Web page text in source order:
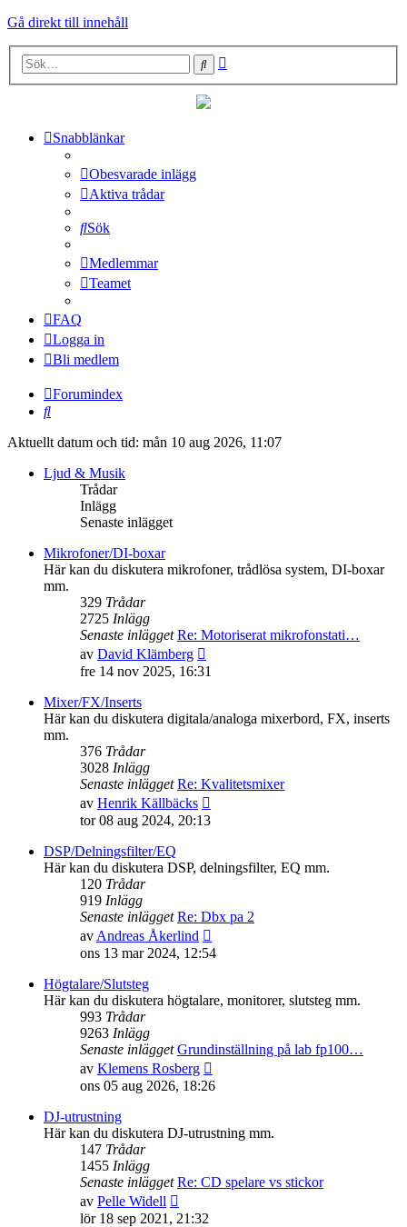
Gå direkt till innehåll
Sök
Snabblänkar
Obesvarade inlägg
Aktiva trådar
Sök
Medlemmar
Teamet
FAQ
Logga in
Bli medlem
Forumindex
Sök
Aktuellt datum och tid: mån 10 aug 2026, 11:07
Ljud & Musik
Trådar
Inlägg
Senaste inlägget
Mikrofoner/DI-boxar
Här kan du diskutera mikrofoner, trådlösa system, DI-boxar
mm.
329 Trådar
2725 Inlägg
Senaste inlägget Re: Motoriserat mikrofonstati…
av David Klämberg
till
inlägget
fre 14 nov 2025, 16:31
Mixer/FX/Inserts
Här kan du diskutera digitala/analoga mixerbord, FX, inserts
mm.
376 Trådar
3028 Inlägg
Senaste inlägget Re: Kvalitetsmixer
av Henrik Källbäcks
inlägget
tor 08 aug 2024, 20:13
DSP/Delningsfilter/EQ
Här kan du diskutera DSP, delningsfilter, EQ mm.
120 Trådar
919 Inlägg
Senaste inlägget Re: Dbx pa 2
av Andreas Åkerlind
till
inlägget
ons 13 mar 2024, 12:54
Högtalare/Slutsteg
Här kan du diskutera högtalare, monitorer, slutsteg mm.
993 Trådar
9263 Inlägg
Senaste inlägget Grundinställning på lab fp100…
av Klemens Rosberg
till
inlägget
ons 05 aug 2026, 18:26
DJ-utrustning
Här kan du diskutera DJ-utrustning mm.
147 Trådar
1455 Inlägg
Senaste inlägget Re: CD spelare vs stickor
av Pelle Widell
till
lör 18 sep 2021, 21:32